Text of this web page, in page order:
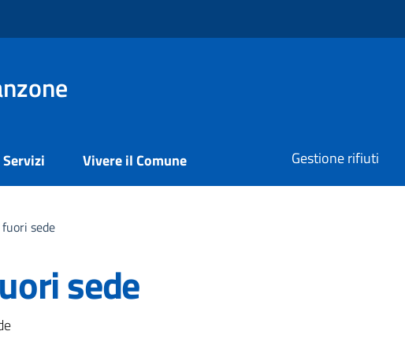
Servizi Vivere il Comune Gestione rifiuti
sede
sede